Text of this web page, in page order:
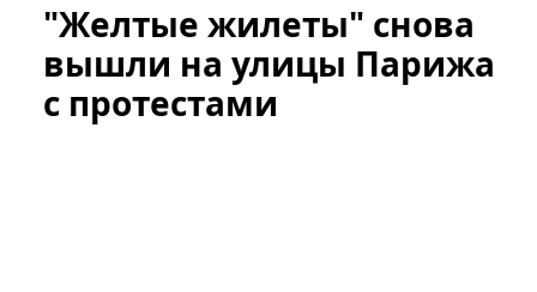
"Желтые жилеты" снова
вышли на улицы Парижа
с протестами